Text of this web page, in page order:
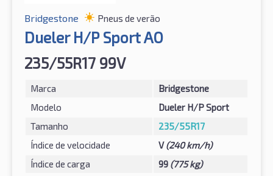
Bridgestone Pneus de verão
Dueler H/P Sport AO
235/55R17 99V
Marca
Bridgestone
Modelo
Dueler H/P Sport
Tamanho
235/55R17
Índice de velocidade
V(240 km/h)
Índice de carga
99 (775 kg)